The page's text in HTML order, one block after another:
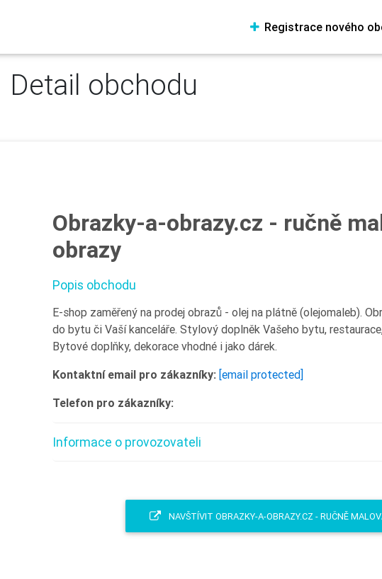
Registrace nového
Detail obchodu
Obrazky-a-obrazy.cz - ručně
obrazy
Popis obchodu
E-shop zaměřený na prodej obrazů - olej na plátně (olejomaleb).
do bytu či Vaší kanceláře. Stylový doplněk Vašeho bytu,
Bytové doplňky, dekorace vhodné i jako dárek.
Kontaktní email pro zákazníky: [email protected]
Telefon pro zákazníky:
Informace o provozovateli
NAVŠTÍVIT OBRAZKY-A-OBRAZY.CZ - RUČNĚ